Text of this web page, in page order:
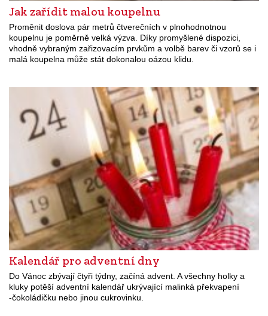
Jak zařídit malou koupelnu
Proměnit doslova pár metrů čtverečních v plnohodnotnou
koupelnu je poměrně velká výzva. Díky promyšlené dispozici,
vhodně vybraným zařizovacím prvkům a volbě barev či vzorů se i
malá koupelna může stát dokonalou oázou klidu.
Kalendář pro adventní dny
Do Vánoc zbývají čtyři týdny, začíná advent. A všechny holky a
kluky potěší adventní kalendář ukrývající malinká překvapení
-čokoládičku nebo jinou cukrovinku.